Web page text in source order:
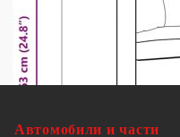
Автомобили и части